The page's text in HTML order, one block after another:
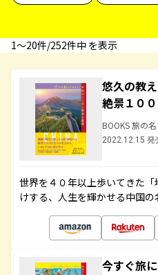
1〜20件/252件中 を表示
悠久の教
絶景１００
BOOKS 旅の
2022.12.15 発
世界を４０年以上歩いてきた
けする、人生を輝かせる中国
今すぐ旅